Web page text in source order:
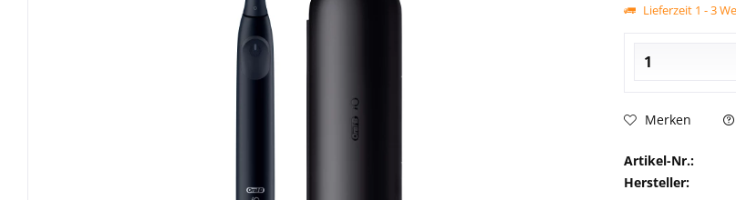
Lieferzeit 1 - 3
Merken
Artikel-Nr.:
Hersteller: